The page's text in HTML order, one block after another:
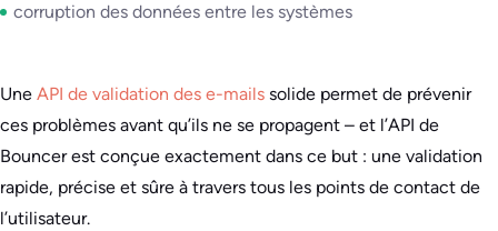
corruption des données entre les systèmes
Une API de validation des e-mails solide permet de prévenir
ces problèmes avant qu’ils ne se propagent – et l’API de
Bouncer est conçue exactement dans ce but : une validation
rapide, précise et sûre à travers tous les points de contact de
l’utilisateur.